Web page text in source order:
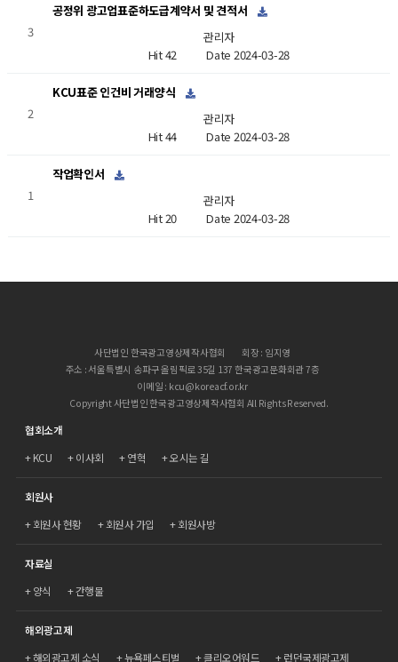
3
공정위 광고업표준하도급계약서 및 견적서
관리자
Hit 42Date 2024-03-28
2
KCU표준 인건비 거래양식
관리자
Hit 44Date 2024-03-28
1
작업확인서
관리자
Hit 20Date 2024-03-28
사단법인 한국광고영상제작사협회
회장 : 임지영
주소 : 서울특별시 송파구 올림픽로 35길 137 한국광고문화회관 7층
이메일 : kcu@koreacf.or.kr
Copyright 사단법인 한국광고영상제작사협회 All Rights Reserved.
협회소개
KCU
이사회 연혁 오시는 길
회원사
회원사 현황
회원사 가입 회원사방
자료실
양식
간행물
해외광고제
해외광고제 소식
뉴욕페스티벌 클리오어워드 런던국제광고제